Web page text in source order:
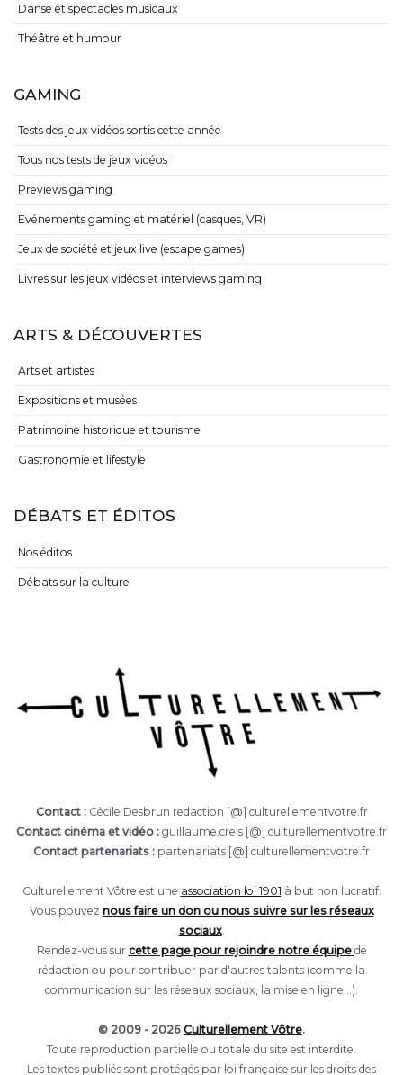
Danse et spectacles musicaux
Théâtre et humour
GAMING
Tests des jeux vidéos sortis cette année
Tous nos tests de jeux vidéos
Previews gaming
Evénements gaming et matériel (casques, VR)
Jeux de société et jeux live (escape games)
Livres sur les jeux vidéos et interviews gaming
ARTS & DÉCOUVERTES
Arts et artistes
Expositions et musées
Patrimoine historique et tourisme
Gastronomie et lifestyle
DÉBATS ET ÉDITOS
Nos éditos
Débats sur la culture
Contact :Cécile Desbrun redaction [@] culturellementvotre.fr
Contact cinéma et vidéo : guillaume.creis [@] culturellementvotre.fr
Contact partenariats : partenariats [@] culturellementvotre.fr
Culturellement Vôtre est une association loi 1901 à but non lucratif.
Vous pouvez nous faire un don ou nous suivre sur les réseaux
sociaux.
Rendez-vous sur cette page pour rejoindre notre équipe de
rédaction ou pour contribuer par d'autres talents (comme la
communication sur les réseaux sociaux, la mise en ligne...).
© 2009 - 2026 Culturellement Vôtre.
Toute reproduction partielle ou totale du site est interdite.
Les textes publiés sont protégés par loi française sur les droits des